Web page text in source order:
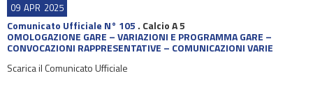
09 APR 2025
Comunicato Ufficiale N° 105 . Calcio A 5
OMOLOGAZIONE GARE – VARIAZIONI E PROGRAMMA GARE –
CONVOCAZIONI RAPPRESENTATIVE – COMUNICAZIONI VARIE
Scarica il Comunicato Ufficiale